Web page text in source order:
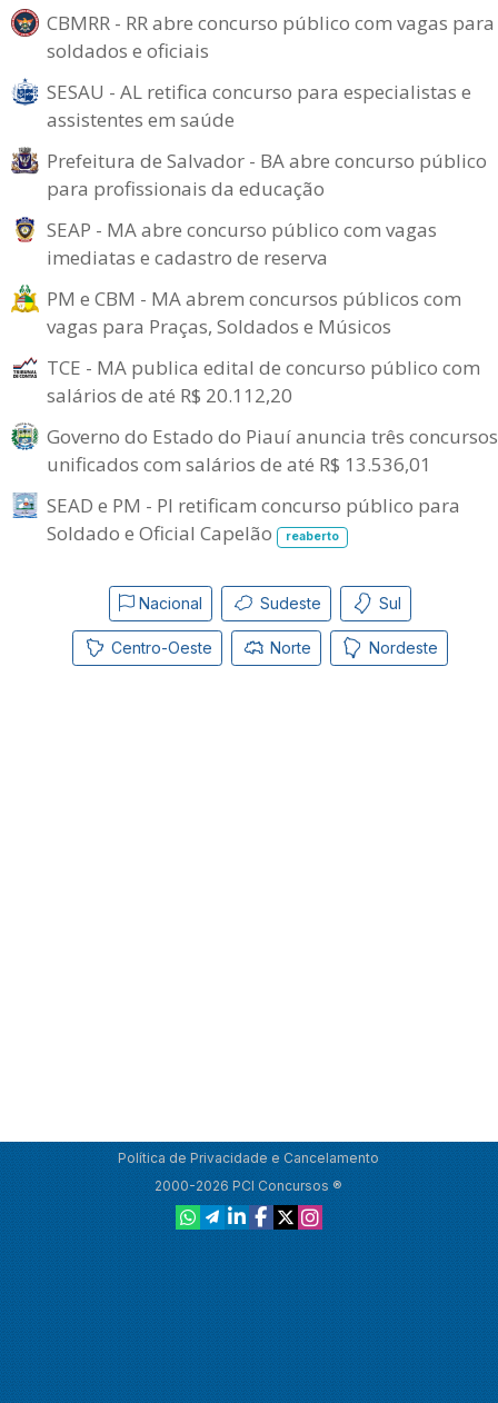
CBMRR - RR abre concurso público com vagas para
soldados e oficiais
SESAU - AL retifica concurso para especialistas e
assistentes em saúde
Prefeitura de Salvador - BA abre concurso público
para profissionais da educação
SEAP - MA abre concurso público com vagas
imediatas e cadastro de reserva
PM e CBM - MA abrem concursos públicos com
vagas para Praças, Soldados e Músicos
TCE - MA publica edital de concurso público com
salários de até R$ 20.112,20
Governo do Estado do Piauí anuncia três concursos
unificados com salários de até R$ 13.536,01
SEAD e PM - PI retificam concurso público para
Soldado e Oficial Capelão
reaberto
Nacional Sudeste Sul
Centro-Oeste Norte Nordeste
Política de Privacidade e Cancelamento
2000-2026 PCI Concursos ®